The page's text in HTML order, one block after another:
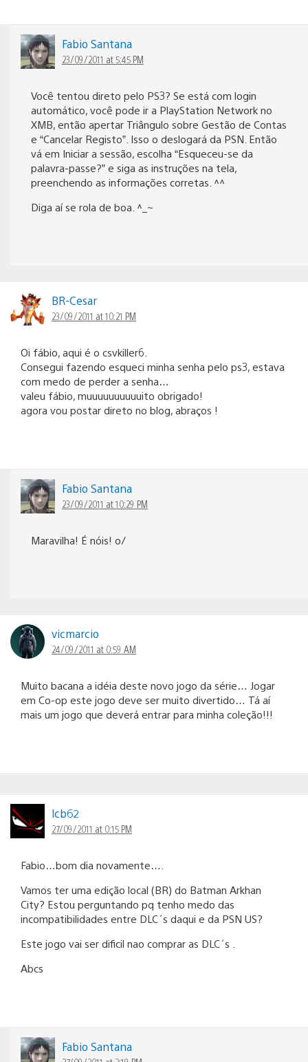
Fabio Santana
23/09/2011 at 5:45 PM
Você tentou direto pelo PS3? Se está com login
automático, você pode ir a PlayStation Network no
XMB, então apertar Triângulo sobre Gestão de Contas
e “Cancelar Registo”. Isso o deslogará da PSN. Então
vá em Iniciar a sessão, escolha “Esqueceu-se da
palavra-passe?” e siga as instruções na tela,
preenchendo as informações corretas. ^^
Diga aí se rola de boa. ^_~
BR-Cesar
23/09/2011 at 10:21 PM
Oi fábio, aqui é o csvkiller6.
Consegui fazendo esqueci minha senha pelo ps3, estava
com medo de perder a senha…
valeu fábio, muuuuuuuuuuito obrigado!
agora vou postar direto no blog, abraços !
Fabio Santana
23/09/2011 at 10:29 PM
Maravilha! É nóis! o/
vicmarcio
24/09/2011 at 0:59 AM
Muito bacana a idéia deste novo jogo da série… Jogar
em Co-op este jogo deve ser muito divertido… Tá aí
mais um jogo que deverá entrar para minha coleção!!!
lcb62
27/09/2011 at 0:15 PM
Fabio…bom dia novamente….
Vamos ter uma edição local (BR) do Batman Arkhan
City? Estou perguntando pq tenho medo das
incompatibilidades entre DLC´s daqui e da PSN US?
Este jogo vai ser dificil nao comprar as DLC´s .
Abcs
Fabio Santana